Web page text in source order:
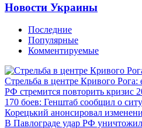
Новости Украины
Последние
Популярные
Комментируемые
Стрельба в центре Кривого
РФ стремится повторить кризис
170 боев: Генштаб сообщил о
Корецький анонсировал
В Павлограде удар РФ